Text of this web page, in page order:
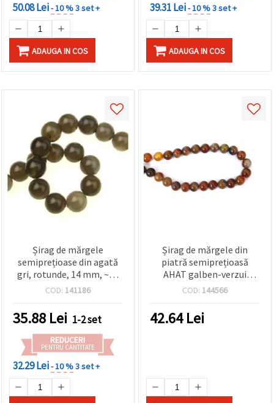
50.08 Lei- 10 %3 set +
ADAUGA IN COS
39.31 Lei- 10 %3 set +
ADAUGA IN COS
Șirag de mărgele
semiprețioase din agată
gri, rotunde, 14 mm, ~28
bucăți
COD: 141186
35.88 Lei 1-2 set
REDUCERI
PENTRU CANTITATE
32.29 Lei- 10 %3 set +
Șirag de mărgele din
piatră semiprețioasă
AHAT galben-verzui
crăpată bila 14 mm ~ 28
COD: 144566
42.64Lei